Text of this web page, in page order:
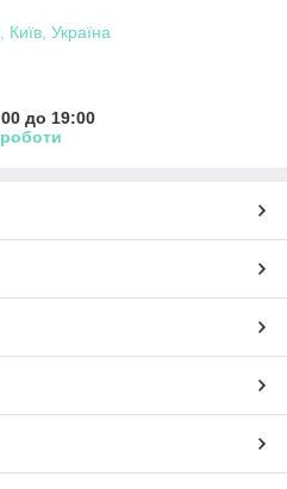
Україна
до 19:00